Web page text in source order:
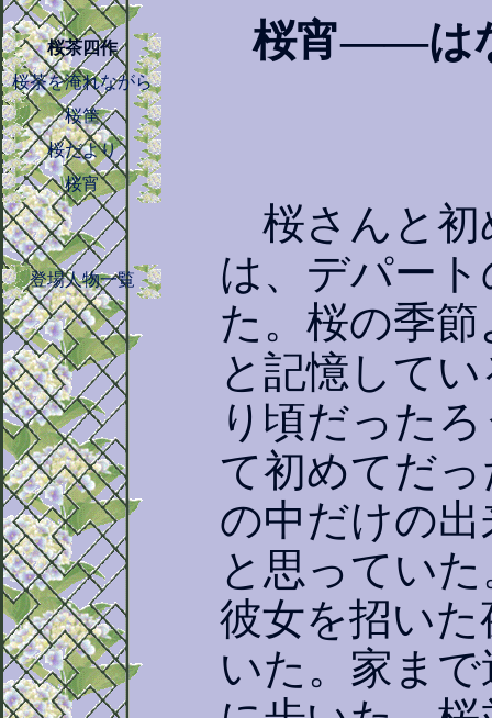
桜茶四作
桜茶を淹れながら
桜筐
桜だより
桜宵
登場人物一覧
桜宵――は
桜さんと初
は、デパー
た。桜の季
と記憶して
り頃だった
て初めてだ
の中だけの
と思ってい
彼女を招い
いた。家ま